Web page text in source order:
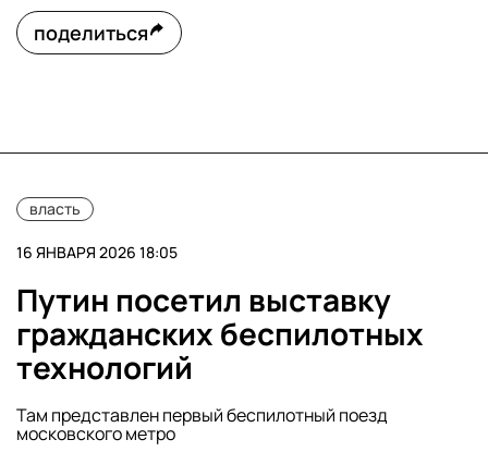
поделиться
власть
16 ЯНВАРЯ 2026 18:05
Путин посетил выставку
гражданских беспилотных
технологий
Там представлен первый беспилотный поезд
московского метро